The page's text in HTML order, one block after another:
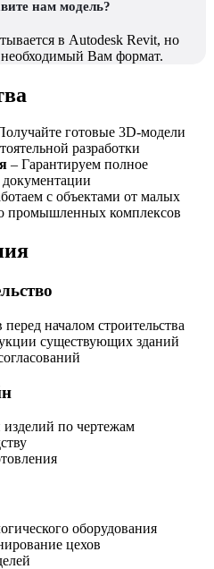
нам модель?
в Autodesk Revit, но
Вам формат.
готовые 3D-модели
разработки
– Гарантируем полное
документации
с объектами от малых
промышленных комплексов
началом строительства
существующих зданий
изделий по чертежам
оборудования
цехов